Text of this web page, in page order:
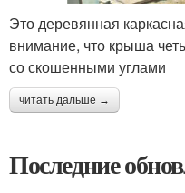
Это деревянная
внимание, что крыша
со скошенными углами
читать дальше →
Последние